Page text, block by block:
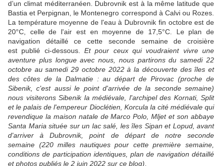
d’un climat méditerranéen. Dubrovnik est à la même latitude que
Bastia et Perpignan, le Montenegro correspond à Calvi ou Rozes.
La température moyenne de l'eau à Dubrovnik fin octobre est de
20°C, celle de l'air est en moyenne de 17,5°C. Le plan de
navigation détaillé ce cette seconde semaine de croisière
est publié ci-dessous.Et pour ceux qui voudraient vivre une
aventure plus longue avec nous, nous partirons du samedi 22
octobre au samedi 29 octobre 2022 à la découverte des îles et
des côtes de la Dalmatie : au départ de Pirovac (proche de
Sibenik, c'est aussi le point d'arrivée de la seconde semaine)
nous visiterons Sibenik la médiévale, l'archipel des Kornati, Split
et le palais de l'empereur Dioclétien, Korcula la cité médiévale qui
revendique la maison natale de Marco Polo, Mljet et son abbaye
Santa Maria située sur un lac salé, les îles Sipan et Lopud, avant
d'arriver à Dubrovnik, point de départ de notre seconde
semaine (220 milles nautiques pour cette première semaine,
conditions de participation identiques, plan de navigation détaillé
et photos publiés le 2 juin 2022 sur ce blog)